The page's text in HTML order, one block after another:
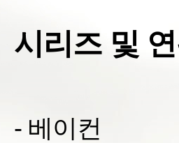
시리즈 및
- 베이컨